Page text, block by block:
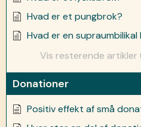
Hvad er et pungbrok?
Hvad er en supraumbilikal
Vis resterende artikler
Donationer
Positiv effekt af små